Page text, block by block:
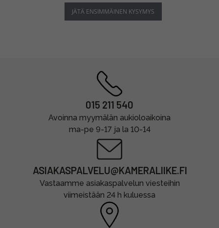
JÄTÄ ENSIMMÄINEN KYSYMYS
015 211 540
Avoinna myymälän aukioloaikoina
ma-pe 9-17 ja la 10-14
ASIAKASPALVELU@KAMERALIIKE.FI
Vastaamme asiakaspalvelun viesteihin
viimeistään 24 h kuluessa